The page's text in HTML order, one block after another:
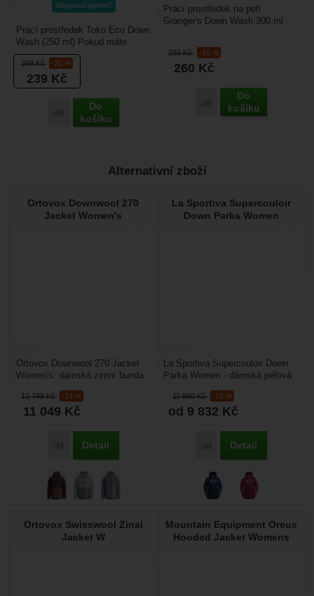
doporučujeme!
299Kč -20 %
239 Kč
Porovnat
Do
košíku
Prací prostředek Toko Eco Down
Wash (250 ml) Pokud máte
doma péřovou bundu, vestu
nebo spacák (například...
289Kč -10 %
260 Kč
Porovnat
Do
košíku
Prací prostředek na peří
Granger's Down Wash 300 ml :
oblečení a péřových...
Alternativní zboží
Ortovox Downwool 270
Jacket Women's
12 799Kč -14 %
11 049 Kč
Porovnat
Detail
Ortovox Downwool 270 Jacket
Women's: dámská zimní bunda
Grüezi bag®, která...
La Sportiva Supercouloir
Down Parka Women
11 990Kč -18 %
od 9 832 Kč
Porovnat
Detail
La Sportiva Supercouloir Down
Parka Women - dámská péřová
materiály na trhu...
Ortovox Swisswool Zinal
Jacket W
Mountain Equipment Oreus
Hooded Jacket Womens